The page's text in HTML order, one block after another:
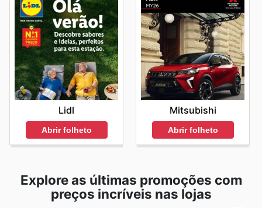
Lidl
Abrir folheto
Mitsubishi
Abrir folheto
Explore as últimas promoções com
preços incríveis nas lojas